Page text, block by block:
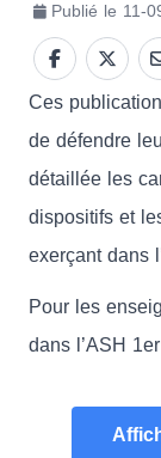
Publié le 11-
Ces
de défendre
détaillée les
dispositifs et
exerçant dans
Pour les
dans l’ASH